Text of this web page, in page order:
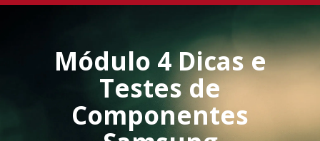
Módulo 4 Dicas e
Testes de
Componentes